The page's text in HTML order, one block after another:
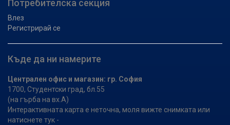
Потребителска секция
Влез
Регистрирай се
Къде да ни намерите
Централен офис и магазин: гр. София
1700, Студентски град, бл.55
(на гърба на вх.А)
Интерактивната карта е неточна, моля вижте снимката или
натиснете тук -